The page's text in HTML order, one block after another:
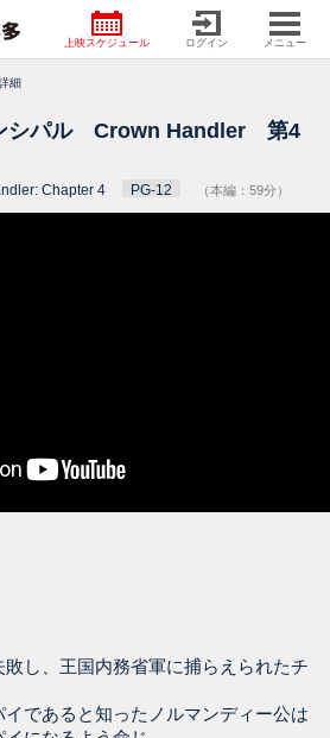
上映スケジュール ログイン メニュー
細
シパル Crown Handler 第4
Chapter 4 PG-12 （本編：59分）
敗し、王国内務省軍に捕らえられたチ
であると知ったノルマンディー公は